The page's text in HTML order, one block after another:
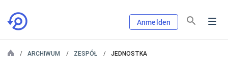
Anmelden
ARCHIWUM ZESPÓŁ JEDNOSTKA